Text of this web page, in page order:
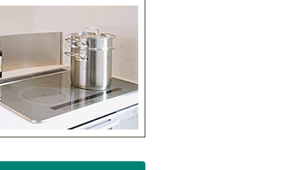
)
島線 (0
線(0)
線(0)
場
場
）
（9）